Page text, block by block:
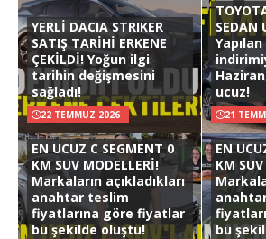
YERLİ DACIA STRIKER
SATIŞ TARİHİ ERKENE
ÇEKİLDİ! Yoğun ilgi
tarihin değişmesini
sağladı!
22 TEMMUZ 2026
SEDAN
ucuz!
21
EN UCUZ C SEGMENT 0
KM SUV MODELLERİ!
Markaların açıkladıkları
anahtar teslim
fiyatlarına göre fiyatlar
bu şekilde oluştu!
EN
KM
bu